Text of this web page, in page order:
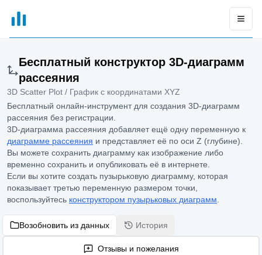
xGrapher
Бесплатный конструктор 3D-диаграмм
рассеяния
3D Scatter Plot / График с координатами XYZ
Бесплатный онлайн-инструмент для создания 3D-диаграмм
рассеяния без регистрации.
3D-диаграмма рассеяния добавляет ещё одну переменную к
диаграмме рассеяния и представляет её по оси Z (глубине).
Вы можете сохранить диаграмму как изображение либо
временно сохранить и опубликовать её в интернете.
Если вы хотите создать пузырьковую диаграмму, которая
показывает третью переменную размером точки,
воспользуйтесь конструктором пузырьковых диаграмм
Возобновить из данных История
Отзывы и пожелания